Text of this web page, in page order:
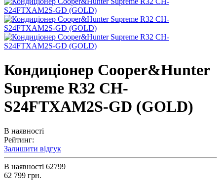
Кондиціонер Cooper&Hunter
Supreme R32 CH-
S24FTXAM2S-GD (GOLD)
В наявності
Рейтинг:
Залишити відгук
В наявності 62799
62 799 грн.